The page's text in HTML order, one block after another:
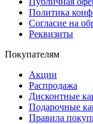
Политика
Согласие на
Реквизиты
Покупателям
Акции
Распродажа
Дисконтные
Подарочные
Правила